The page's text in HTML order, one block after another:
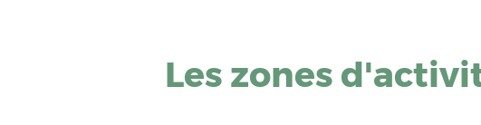
Les zones